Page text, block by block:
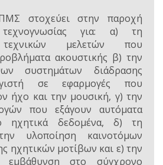
στοχεύει στην παροχή
τεχνογνωσίας για: α) τη
τεχνικών μελετών που
ακουστικής β) την
συστημάτων διάδρασης
σε εφαρμογές που
ήχο και την μουσική, γ) την
που εξάγουν αυτόματα
ηχητικά δεδομένα, δ) τη
υλοποίηση καινοτόμων
ηχητικών μοτίβων και ε) την
στο σύγχρονο